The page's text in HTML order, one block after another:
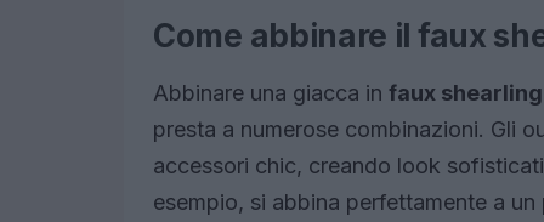
Come abbinare il faux
Abbinare una giacca in faux shearling
presta a numerose combinazioni. Gli
accessori chic, creando look
esempio, si abbina perfettamente a un